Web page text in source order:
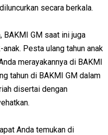
secara berkala.
BAKMI GM saat ini juga
Pesta ulang tahun anak
merayakannya di BAKMI
tahun di BAKMI GM dalam
disertai dengan
Anda temukan di